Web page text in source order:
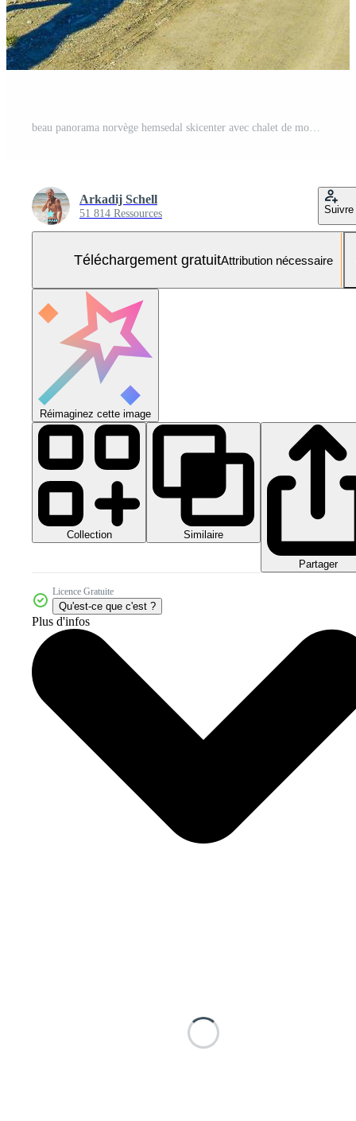
beau panorama norvège hemsedal skicenter avec chalet de montagne et cabanes Photo Gratuite
Arkadij Schell
51 814 Ressources Suivre
Téléchargement gratuitAttribution nécessaire
Réimaginez cette image
Collection Similaire
Partager
Licence Gratuite
Qu'est-ce que c'est ?
Plus d'infos